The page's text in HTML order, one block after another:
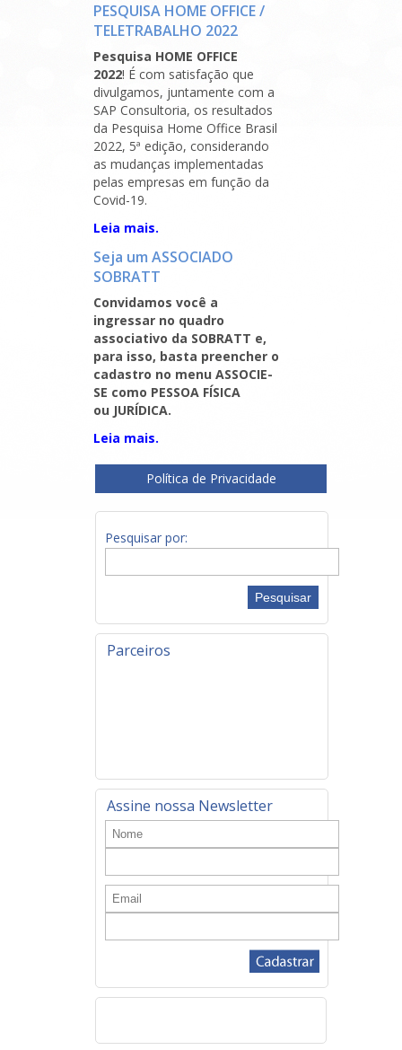
PESQUISA HOME OFFICE /
TELETRABALHO 2022
Pesquisa HOME OFFICE
2022! É com satisfação que
divulgamos, juntamente com a
SAP Consultoria, os resultados
da Pesquisa Home Office Brasil
2022, 5ª edição, considerando
as mudanças implementadas
pelas empresas em função da
Covid-19.
Leia mais.
Seja um ASSOCIADO
SOBRATT
Convidamos você a
ingressar no quadro
associativo da SOBRATT e,
para isso, basta preencher o
cadastro no menu ASSOCIE-
SE como PESSOA FÍSICA
ou JURÍDICA.
Leia mais.
Política de Privacidade
Pesquisar por:
Parceiros
Assine nossa Newsletter